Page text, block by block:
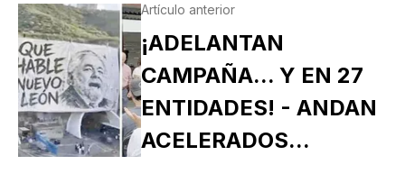
Artículo anterior
¡ADELANTAN
CAMPAÑA... Y EN 27
ENTIDADES! - ANDAN
ACELERADOS...